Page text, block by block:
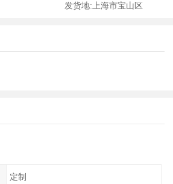
发货地: 上海市宝山区
定制